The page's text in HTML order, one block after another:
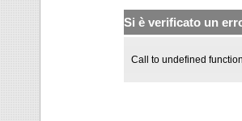
Si è verificato un
Call to undefined